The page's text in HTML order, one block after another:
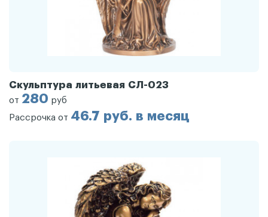
Скульптура литьевая СЛ-023
от 280 руб
Рассрочка от 46.7 руб. в месяц